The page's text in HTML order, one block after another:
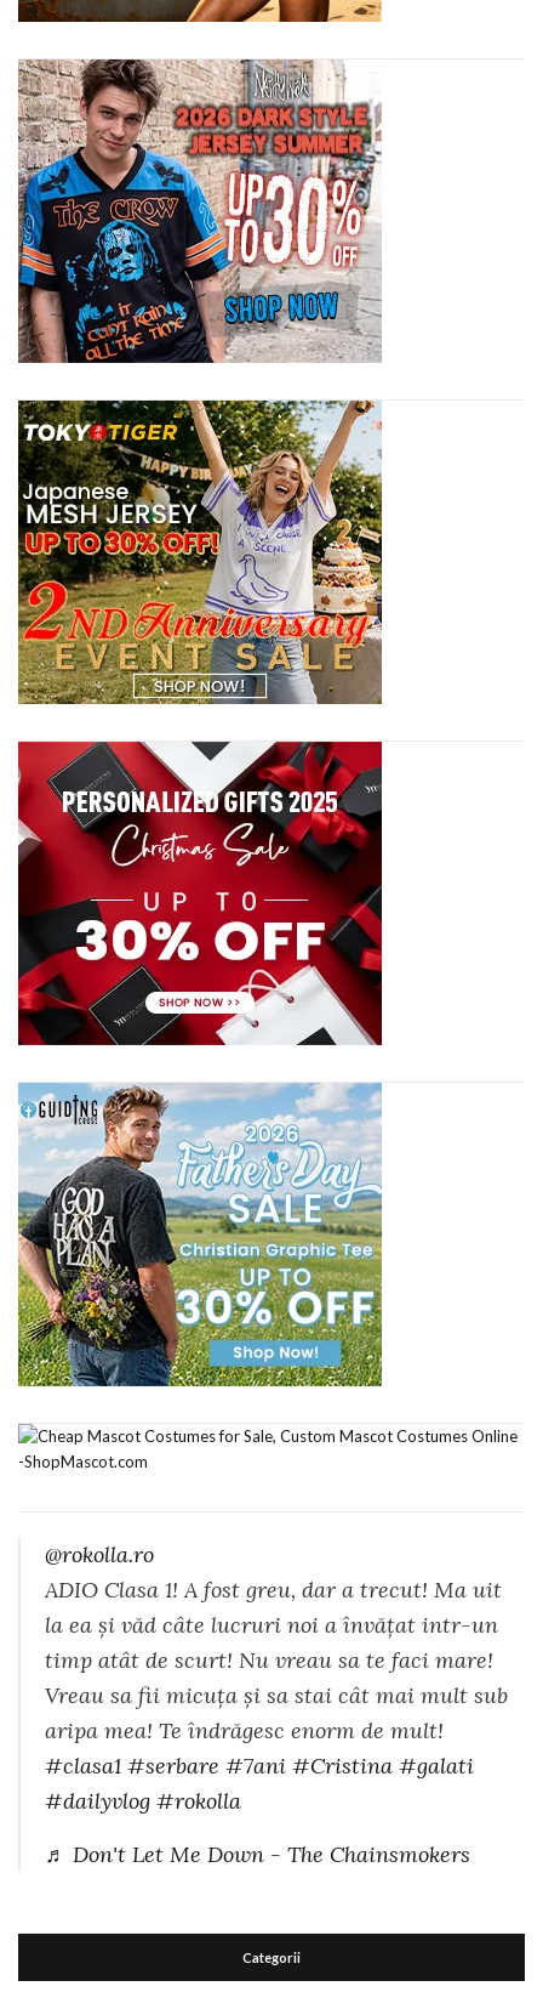
@rokolla.ro
ADIO Clasa 1! A fost greu, dar a trecut! Ma uit
la ea și văd câte lucruri noi a învățat intr-un
timp atât de scurt! Nu vreau sa te faci mare!
Vreau sa fii micuța și sa stai cât mai mult sub
aripa mea! Te îndrăgesc enorm de mult!
#clasa1 #serbare #7ani #Cristina #galati
#dailyvlog #rokolla
♬ Don't Let Me Down - The Chainsmokers
Categorii